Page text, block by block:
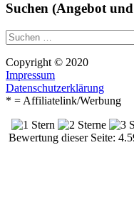
Suchen (Angebot
Suche
nach:
Copyright © 2020
Impressum
Datenschutzerklärung
* = Affiliatelink/Werbung
Bewertung dieser Seite: